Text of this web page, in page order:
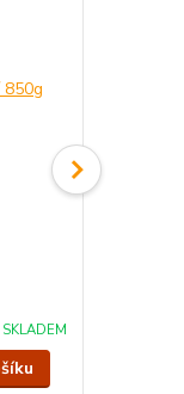
SKLADEM